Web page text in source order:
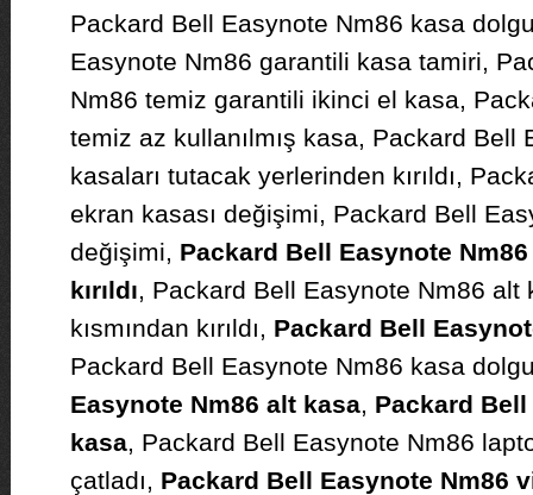
Packard Bell Easynote Nm86 kasa
Easynote Nm86 garantili kasa tamiri,
Nm86 temiz garantili ikinci el kasa,
temiz az kullanılmış kasa, Packard Bell
kasaları tutacak yerlerinden kırıldı,
ekran kasası değişimi, Packard Bell
değişimi, Packard Bell Easynote
kırıldı, Packard Bell Easynote Nm86 alt
kısmından kırıldı, Packard Bell
Packard Bell Easynote Nm86 kasa
Easynote Nm86 alt kasa, Packard
kasa, Packard Bell Easynote Nm86
çatladı, Packard Bell Easynote Nm86